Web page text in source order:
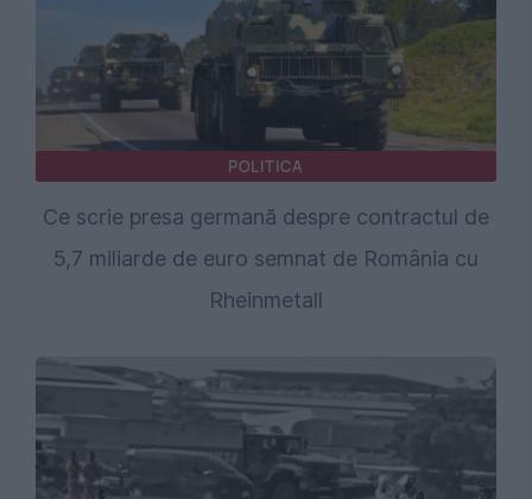
POLITICA
Ce scrie presa germană despre contractul de
5,7 miliarde de euro semnat de România cu
Rheinmetall